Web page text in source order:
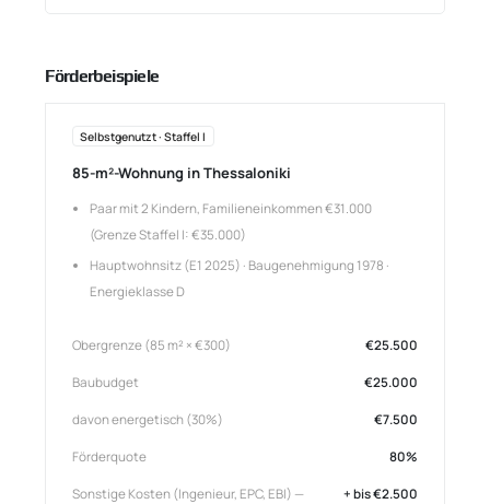
Förderbeispiele
Selbstgenutzt · Staffel I
85-m²-Wohnung in Thessaloniki
Paar mit 2 Kindern, Familieneinkommen €31.000
(Grenze Staffel I: €35.000)
Hauptwohnsitz (E1 2025) · Baugenehmigung 1978 ·
Energieklasse D
Obergrenze (85 m² × €300) €25.500
Baubudget €25.000
davon energetisch (30%) €7.500
Förderquote 80%
Sonstige Kosten (Ingenieur, EPC, EBI) —
+ bis €2.500